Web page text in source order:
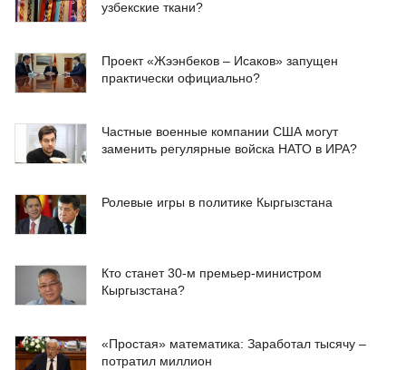
узбекские ткани?
Проект «Жээнбеков – Исаков» запущен
практически официально?
Частные военные компании США могут
заменить регулярные войска НАТО в ИРА?
Ролевые игры в политике Кыргызстана
Кто станет 30-м премьер-министром
Кыргызстана?
«Простая» математика: Заработал тысячу –
потратил миллион